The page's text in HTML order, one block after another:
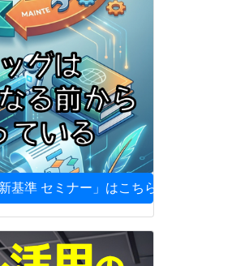
基準 セミナー」はこちら